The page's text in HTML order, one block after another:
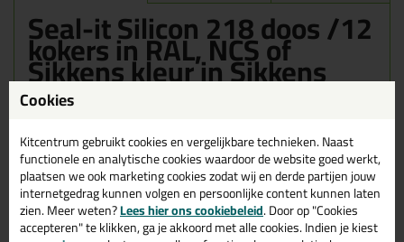
Seal-it Silicon 218 doos /12
kokers in RAL, NCS of
Sikkens kleur in Sikkens
ON.01.26
Sikkens kleur in Sikkens ON.01.26 vandaag nog! Vandaag besteld
= morgen in huis.
Wil je meer weten over de toepassing en kenmerken van dit
product?Lees alles over dit product >
Cookies
Kitcentrum gebruikt cookies en vergelijkbare technieken. Naast
functionele en analytische cookies waardoor de website goed werkt,
plaatsen we ook marketing cookies zodat wij en derde partijen jouw
internetgedrag kunnen volgen en persoonlijke content kunnen laten
zien. Meer weten?Lees hier ons cookiebeleid. Door op "Cookies
accepteren" te klikken, ga je akkoord met alle cookies. Indien je kiest